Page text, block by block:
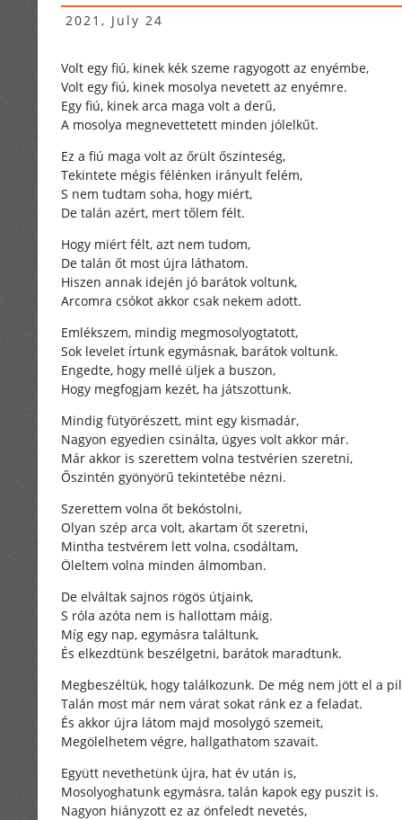
2021, July 24
Volt egy fiú, kinek kék szeme ragyogott az enyémbe,
Volt egy fiú, kinek mosolya nevetett az enyémre.
Egy fiú, kinek arca maga volt a derű,
A mosolya megnevettetett minden jólelkűt.
Ez a fiú maga volt az őrült őszinteség,
Tekintete mégis félénken irányult felém,
S nem tudtam soha, hogy miért,
De talán azért, mert tőlem félt.
Hogy miért félt, azt nem tudom,
De talán őt most újra láthatom.
Hiszen annak idején jó barátok voltunk,
Arcomra csókot akkor csak nekem adott.
Emlékszem, mindig megmosolyogtatott,
Sok levelet írtunk egymásnak, barátok voltunk.
Engedte, hogy mellé üljek a buszon,
Hogy megfogjam kezét, ha játszottunk.
Mindig fütyörészett, mint egy kismadár,
Nagyon egyedien csinálta, ügyes volt akkor már.
Már akkor is szerettem volna testvérien szeretni,
Őszintén gyönyörű tekintetébe nézni.
Szerettem volna őt bekóstolni,
Olyan szép arca volt, akartam őt szeretni,
Mintha testvérem lett volna, csodáltam,
Öleltem volna minden álmomban.
De elváltak sajnos rögös útjaink,
S róla azóta nem is hallottam máig.
Míg egy nap, egymásra találtunk,
És elkezdtünk beszélgetni, barátok maradtunk.
Megbeszéltük, hogy találkozunk. De még nem jött el a
Talán most már nem várat sokat ránk ez a feladat.
És akkor újra látom majd mosolygó szemeit,
Megölelhetem végre, hallgathatom szavait.
Együtt nevethetünk újra, hat év után is,
Mosolyoghatunk egymásra, talán kapok egy puszit is.
Nagyon hiányzott ez az önfeledt nevetés,